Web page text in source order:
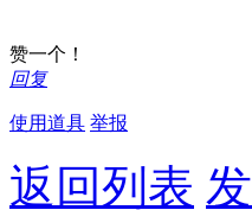
赞一个！
回复
使用道具 举报
返回列表